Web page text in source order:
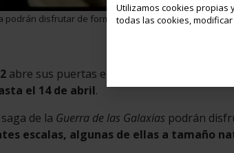
podrán disfrutar de forma gratuita de la exposición
abre sus puertas en el
el 14 de abril.
de la Guerra de las Galaxias podrán
escalas, algunas de ellas a tamaño
Utilizamos cookies propias
todas las cookies,